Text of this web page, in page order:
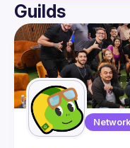
User
Events
Guilds
Guilds
Network